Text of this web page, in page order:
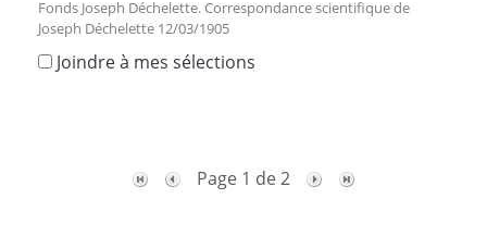
Fonds Joseph Déchelette. Correspondance scientifique de
Joseph Déchelette 12/03/1905
Joindre à mes sélections
Page 1 de 2